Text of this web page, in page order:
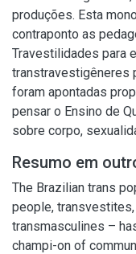
produções. Esta
contraponto as
Travestilidades para
transtravestigêneres
foram apontadas
pensar o Ensino de
sobre corpo,
Resumo em
The Brazilian trans
people,
transmasculines –
champi-on of